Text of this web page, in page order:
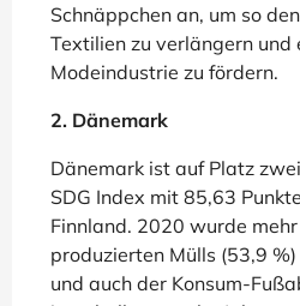
Schnäppchen an, um so
Textilien zu verlängern und
Modeindustrie zu fördern.
2. Dänemark
Dänemark ist auf Platz
SDG Index mit 85,63
Finnland. 2020 wurde
produzierten Mülls (53,9
und auch der Konsum-